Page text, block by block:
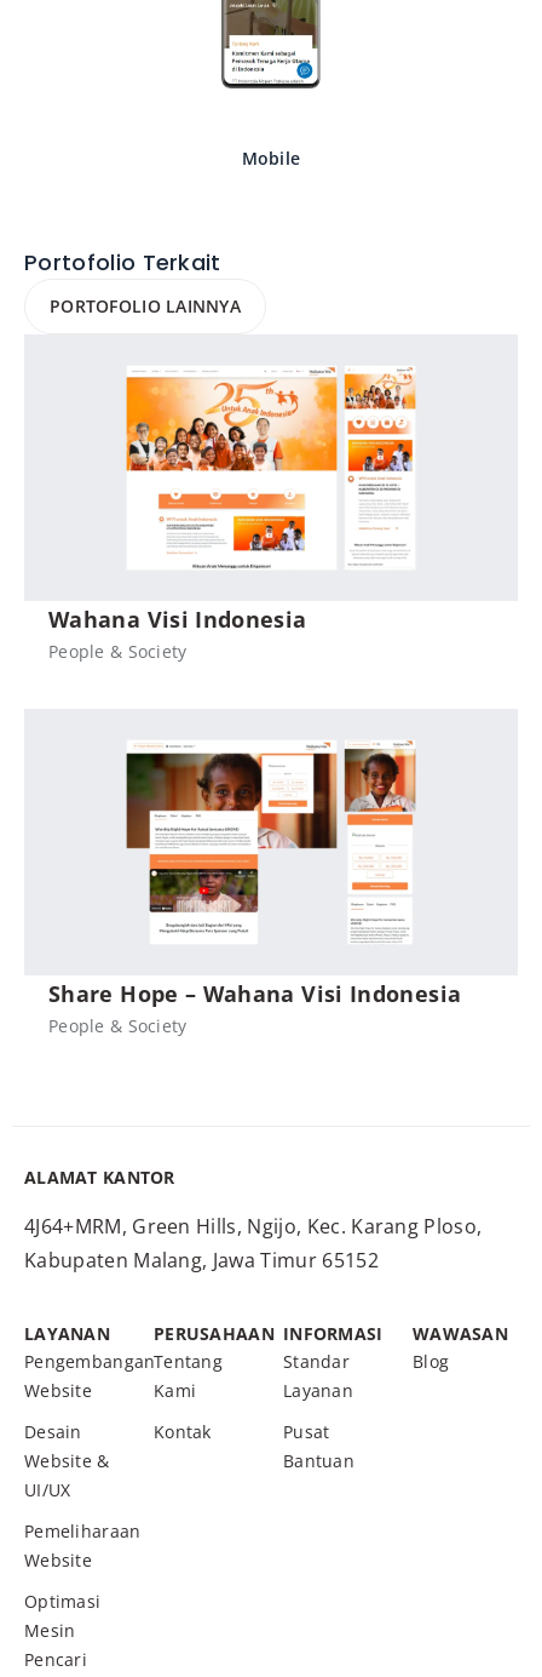
Mobile
Portofolio Terkait
PORTOFOLIO LAINNYA
Wahana Visi Indonesia
People & Society
Share Hope – Wahana Visi Indonesia
People & Society
ALAMAT KANTOR
4J64+MRM, Green Hills, Ngijo, Kec. Karang Ploso,
Kabupaten Malang, Jawa Timur 65152
LAYANAN
Pengembangan
Website
Desain
Website &
UI/UX
Pemeliharaan
Website
Optimasi
Mesin
Pencari
PERUSAHAAN
Tentang
Kami
Kontak
INFORMASI
Standar
Layanan
Pusat
Bantuan
WAWASAN
Blog